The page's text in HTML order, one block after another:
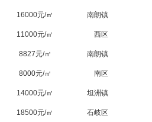
16000元/㎡ 南朗镇
11000元/㎡ 西区
8827元/㎡ 南朗镇
8000元/㎡ 南区
14000元/㎡ 坦洲镇
18500元/㎡ 石岐区